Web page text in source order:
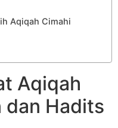
Aqiqah Cimahi
Aqiqah
dan Hadits